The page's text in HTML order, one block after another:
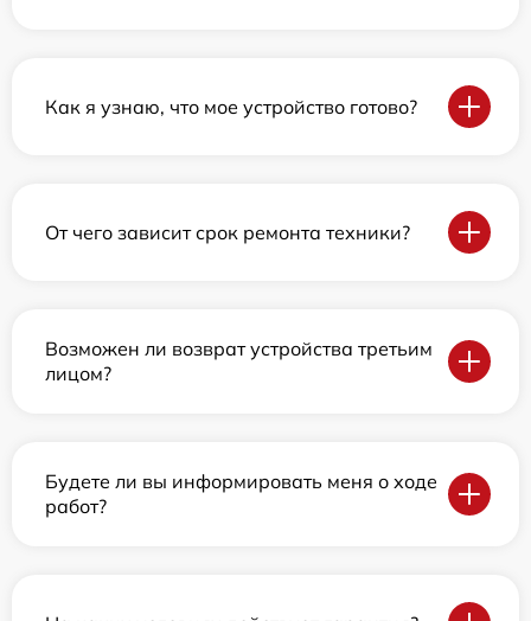
Как я узнаю, что мое устройство готово?
От чего зависит срок ремонта техники?
Возможен ли возврат устройства третьим
лицом?
Будете ли вы информировать меня о ходе
работ?